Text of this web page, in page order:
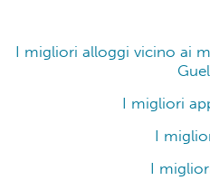
I migliori alloggi vicino ai
I migliori
I
I